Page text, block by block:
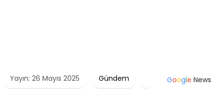
Yayın: 26 Mayıs 2025 Gündem Google News